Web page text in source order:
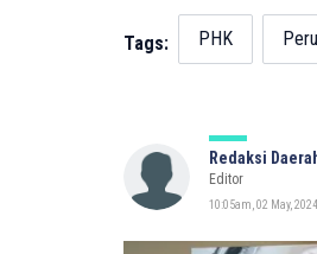
Tags: PHK
Redaksi
Editor
10:05am, 02 May, 2024